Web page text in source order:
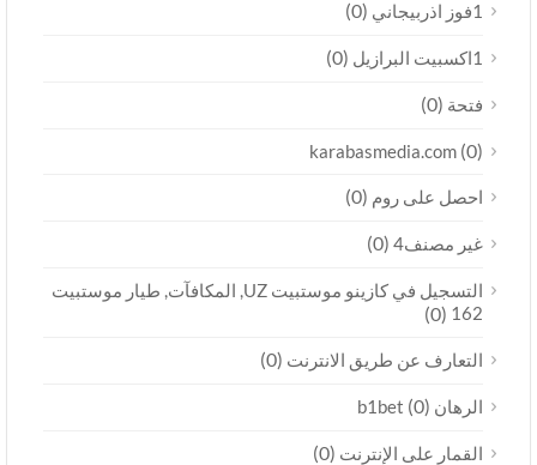
1فوز اذربيجاني (0)
1اكسبيت البرازيل (0)
فتحة(0)
karabasmedia.com(0)
احصل على روم(0)
غير مصنف4 (0)
التسجيل في كازينو موستبيت UZ, المكافآت, طيار موستبيت
162
(0)
التعارف عن طريق الانترنت(0)
الرهان b1bet(0)
القمار على الإنترنت(0)